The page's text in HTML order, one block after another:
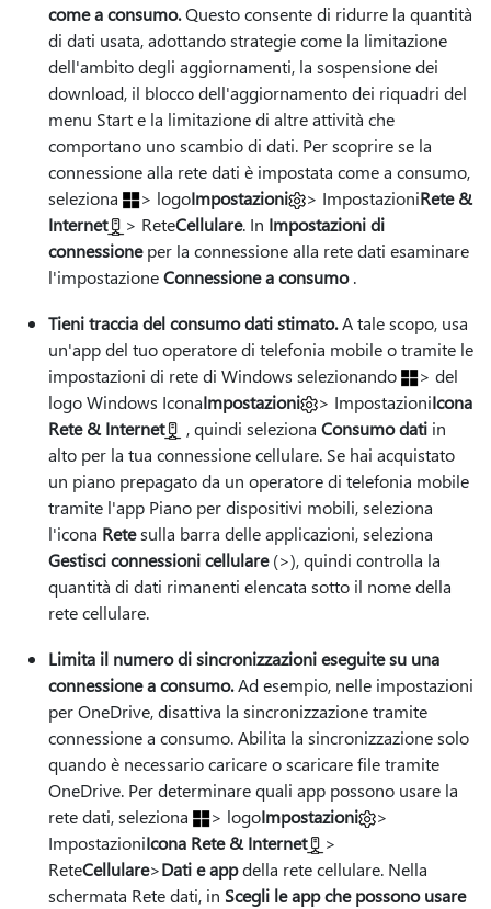
come a consumo.Questo consente di ridurre la quantità
di dati usata, adottando strategie come la limitazione
dell'ambito degli aggiornamenti, la sospensione dei
download, il blocco dell'aggiornamento dei riquadri del
menu Start e la limitazione di altre attività che
comportano uno scambio di dati. Per scoprire se la
connessione alla rete dati è impostata come a consumo,
seleziona
> logoImpostazioni > ImpostazioniRete &
Internet
> ReteCellulare. In Impostazioni di
connessioneper la connessione alla rete dati esaminare
l'impostazioneConnessione a consumo.
Tieni traccia del consumo dati stimato.A tale scopo, usa
un'app del tuo operatore di telefonia mobile o tramite le
impostazioni di rete di Windows selezionando
> del
logo Windows IconaImpostazioni > ImpostazioniIcona
Rete & Internet
, quindi seleziona Consumo dati in
alto per la tua connessione cellulare. Se hai acquistato
un piano prepagato da un operatore di telefonia mobile
tramite l'app Piano per dispositivi mobili, seleziona
l'icona Retesulla barra delle applicazioni, seleziona
Gestisci connessioni cellulare(>), quindi controlla la
quantità di dati rimanenti elencata sotto il nome della
rete cellulare.
Limita il numero di sincronizzazioni eseguite su una
connessione a consumo.Ad esempio, nelle impostazioni
per OneDrive, disattiva la sincronizzazione tramite
connessione a consumo. Abilita la sincronizzazione solo
quando è necessario caricare o scaricare file tramite
OneDrive. Per determinare quali app possono usare la
rete dati, seleziona
> logoImpostazioni
>
ImpostazioniIcona Rete & Internet
>
ReteCellulare>Dati e appdella rete cellulare. Nella
schermata Rete dati, in Scegli le app che possono usare